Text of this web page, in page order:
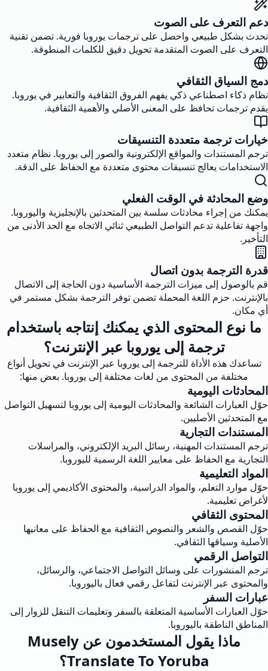
دعم التعرف على الصوت
تحدث بشكل طبيعي واحصل على ترجمات يوروبا فورية. تضمن تقنية
التعرف على الصوت المتقدمة تحويل دقيق للكلمات المنطوقة.
دمج السياق الثقافي
نظام ذكاء اصطناعي ذكي يفهم الفروق الثقافية والتعابير في يوروبا.
يقدم ترجمات تحافظ على المعنى الأصلي والأهمية الثقافية.
خيارات ترجمة متعددة التنسيقات
ترجم المستندات والمواقع الإلكترونية والصور إلى يوروبا. نظام متعدد
الاستخدامات يعالج تنسيقات محتوى متعددة مع الحفاظ على الدقة.
وضع المحادثة في الوقت الفعلي
يمكنك من إجراء محادثات سلسة بين المتحدثين بالإنجليزية واليوروبا.
واجهة تفاعلية تدعم التواصل الطبيعي ثنائي الاتجاه مع الحد الأدنى من
التأخير.
قدرة الترجمة بدون اتصال
قم بالوصول إلى ميزات الترجمة الأساسية دون الحاجة إلى الاتصال
بالإنترنت. حزم اللغة المحملة تضمن توفر الترجمة بشكل مستمر في
أي مكان.
ما نوع المحتوى الذي يمكنك إنتاجه باستخدام
ترجمة إلى يوروبا عبر الإنترنت؟
تساعدك هذه الأداة للترجمة إلى يوروبا عبر الإنترنت في تحويل أنواع
مختلفة من المحتوى من لغات مختلفة إلى يوروبا. بعض منها:
المحادثات اليومية
حوّل العبارات الشائعة والمحادثات اليومية إلى يوروبا لتسهيل التواصل
مع المتحدثين الأصليين.
المستندات التجارية
ترجم المستندات المهنية، رسائل البريد الإلكتروني، والمراسلات
التجارية مع الحفاظ على معايير اللغة الرسمية لليوروبا.
المواد التعليمية
حوّل موارد التعلم، والمواد الدراسية، والمحتوى الأكاديمي إلى يوروبا
لأغراض تعليمية.
المحتوى الثقافي
حوّل القصص والشعر والنصوص الثقافية مع الحفاظ على معانيها
الأصلية وسياقها الثقافي.
التواصل الرقمي
ترجم المنشورات على وسائل التواصل الاجتماعي، والرسائل،
والمحتوى عبر الإنترنت لتفاعل رقمي فعال باليوروبا.
عبارات السفر
حوّل العبارات الأساسية المتعلقة بالسفر وتعليمات التنقل للزوار إلى
المناطق الناطقة باليوروبا.
ماذا يقول المستخدمون عن Musely
Translate To Yoruba؟